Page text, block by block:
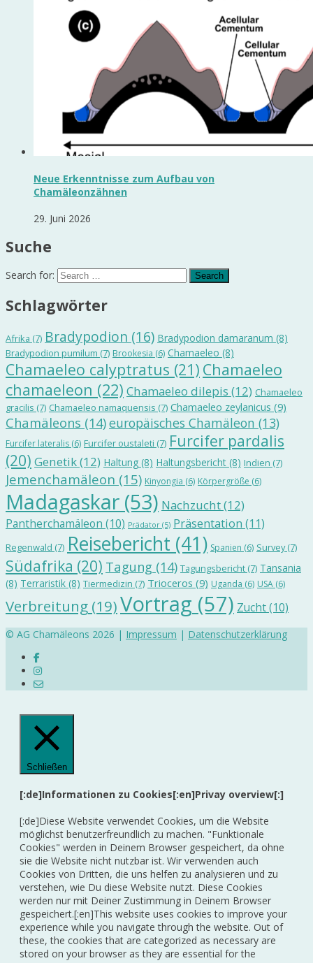
Neue Erkenntnisse zum Aufbau von
Chamäleonzähnen
29. Juni 2026
Suche
Search for:
Schlagwörter
Afrika (7) Bradypodion (16) Bradypodion damaranum (8)
Bradypodion pumilum (7) Brookesia (6) Chamaeleo (8)
Chamaeleo calyptratus (21) Chamaeleo
chamaeleon (22) Chamaeleo dilepis (12) Chamaeleo
gracilis (7) Chamaeleo namaquensis (7) Chamaeleo zeylanicus (9)
Chamäleons (14)europäisches Chamäleon (13)
Furcifer lateralis (6) Furcifer oustaleti (7) Furcifer pardalis
(20) Genetik(12) Haltung (8) Haltungsbericht (8) Indien (7)
Jemenchamäleon (15) Kinyongia (6) Körpergröße (6)
Madagaskar (53) Nachzucht(12)
Pantherchamäleon (10) Prädator (5) Präsentation (11)
Regenwald (7) Reisebericht (41) Spanien (6) Survey(7)
Südafrika (20) Tagung (14) Tagungsbericht (7) Tansania
(8) Terraristik (8) Tiermedizin (7) Trioceros (9) Uganda (6) USA (6)
Verbreitung (19)Vortrag (57) Zucht(10)
© AG Chamäleons 2026 | Impressum | Datenschutzerklärung
Schließen
[:de]Informationen zu Cookies[:en]Privay overview[:]
[:de]Diese Website verwendet Cookies, um die Website
möglichst benutzerfreundlich zu machen. "Funktionale
Cookies" werden in Deinem Browser gespeichert, da ohne
sie die Website nicht nutzbar ist. Wir verwenden auch
Cookies von Dritten, die uns helfen zu analysieren und zu
verstehen, wie Du diese Website nutzt. Diese Cookies
werden nur mit Deiner Zustimmung in Deinem Browser
gespeichert.[:en]This website uses cookies to improve your
experience while you navigate through the website. Out of
these, the cookies that are categorized as necessary are
stored on your browser as they are essential for the